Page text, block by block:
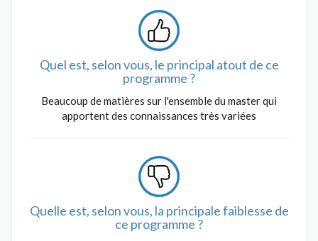
Quel est, selon vous, le principal atout de ce
programme ?
Beaucoup de matières sur l'ensemble du master qui
apportent des connaissances très variées
Quelle est, selon vous, la principale faiblesse de
ce programme ?